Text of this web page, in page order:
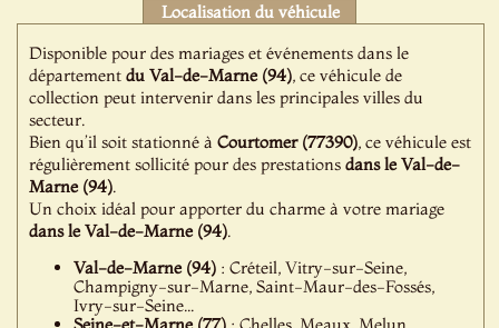
Localisation du véhicule
Disponible pour des mariages et événements dans le
départementdu Val-de-Marne (94), ce véhicule de
collection peut intervenir dans les principales villes du
secteur.
Bien qu’il soit stationné àCourtomer (77390), ce véhicule est
régulièrement sollicité pour des prestationsdans le Val-de-
Marne (94).
Un choix idéal pour apporter du charme à votre mariage
dans le Val-de-Marne (94).
Val-de-Marne (94) : Créteil, Vitry-sur-Seine,
Champigny-sur-Marne, Saint-Maur-des-Fossés,
Ivry-sur-Seine...